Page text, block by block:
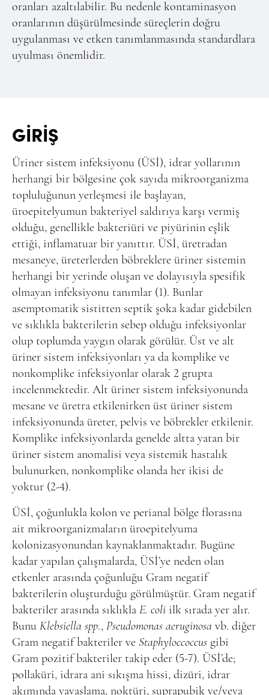
oranları azaltılabilir. Bu nedenle kontaminasyon
oranlarının düşürülmesinde süreçlerin doğru
uygulanması ve etken tanımlanmasında standardlara
uyulması önemlidir.
GİRİŞ
Üriner sistem infeksiyonu (ÜSİ), idrar yollarının
herhangi bir bölgesine çok sayıda mikroorganizma
topluluğunun yerleşmesi ile başlayan,
üroepitelyumun bakteriyel saldırıya karşı vermiş
olduğu, genellikle bakteriüri ve piyürinin eşlik
ettiği, inflamatuar bir yanıttır. ÜSİ, üretradan
mesaneye, üreterlerden böbreklere üriner sistemin
herhangi bir yerinde oluşan ve dolayısıyla spesifik
olmayan infeksiyonu tanımlar (1). Bunlar
asemptomatik sistitten septik şoka kadar gidebilen
ve sıklıkla bakterilerin sebep olduğu infeksiyonlar
olup toplumda yaygın olarak görülür. Üst ve alt
üriner sistem infeksiyonları ya da komplike ve
nonkomplike infeksiyonlar olarak 2 grupta
incelenmektedir. Alt üriner sistem infeksiyonunda
mesane ve üretra etkilenirken üst üriner sistem
infeksiyonunda üreter, pelvis ve böbrekler etkilenir.
Komplike infeksiyonlarda genelde altta yatan bir
üriner sistem anomalisi veya sistemik hastalık
bulunurken, nonkomplike olanda her ikisi de
yoktur (2-4).
ÜSİ, çoğunlukla kolon ve perianal bölge florasına
ait mikroorganizmaların üroepitelyuma
kolonizasyonundan kaynaklanmaktadır. Bugüne
kadar yapılan çalışmalarda, ÜSİ’ye neden olan
etkenler arasında çoğunluğu Gram negatif
bakterilerin oluşturduğu görülmüştür. Gram negatif
bakteriler arasında sıklıkla E. coli ilk sırada yer alır.
Bunu Klebsiella spp., Pseudomonas aeruginosa vb. diğer
Gram negatif bakteriler ve Staphyloccoccus gibi
Gram pozitif bakteriler takip eder (5-7). ÜSİ’de;
pollaküri, idrara ani sıkışma hissi, dizüri, idrar
akımında yavaşlama, noktüri, suprapubik ve/veya